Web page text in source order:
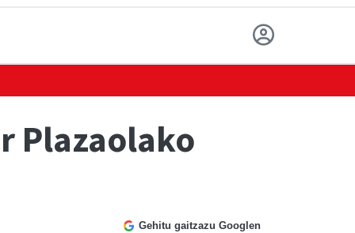
Plazaolako
Gehitu gaitzazu Googlen